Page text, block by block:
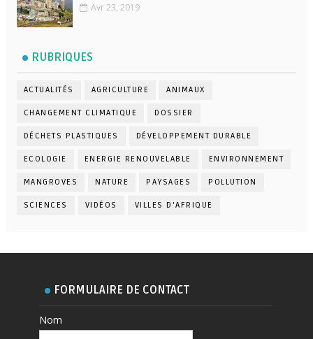
Avr 23, 2019
RUBRIQUES
ACTUALITÉS AGRICULTURE ANIMAUX
CHANGEMENT CLIMATIQUE DOSSIER
DÉCHETS PLASTIQUES DÉVELOPPEMENT DURABLE
ECOLOGIE ENERGIE RENOUVELABLE ENVIRONNEMENT
MANGROVES NATURE PAYSAGES POLLUTION
SCIENCES VIDÉOS VILLES D'AFRIQUE
FORMULAIRE DE CONTACT
Nom